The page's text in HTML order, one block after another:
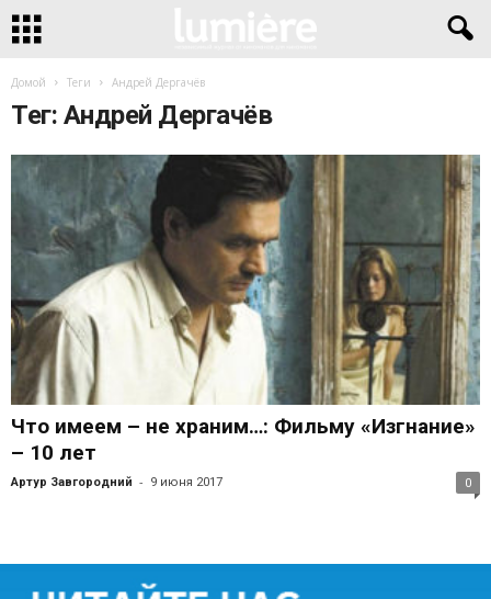
Домой Теги Андрей Дергачёв
Тег: Андрей Дергачёв
Что имеем – не храним…: Фильму «Изгнание»
– 10 лет
Артур Завгородний - 9 июня 2017 0